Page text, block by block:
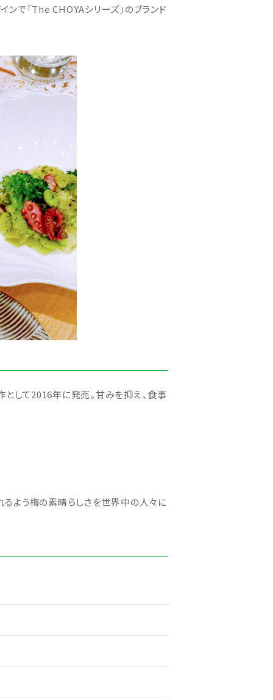
で「The CHOYAシリーズ」のブランド
として2016年に発売。甘みを抑え、食事
るよう梅の素晴らしさを世界中の人々に